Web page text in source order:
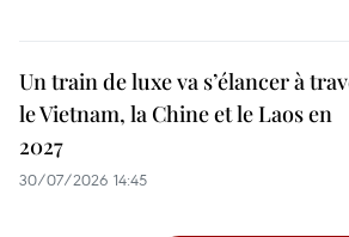
Un train de luxe va s’élancer à
le Vietnam, la Chine et le Laos en
2027
30/07/2026 14:45